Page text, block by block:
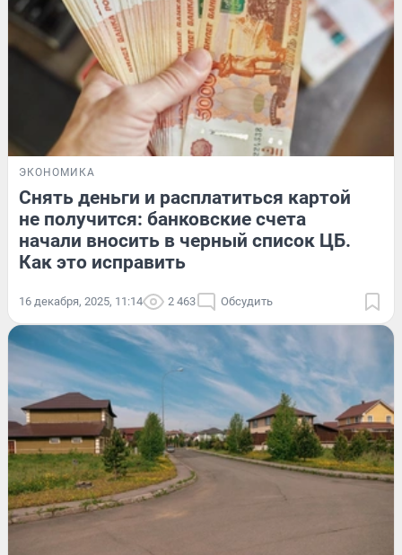
ЭКОНОМИКА
Снять деньги и расплатиться картой
не получится: банковские счета
начали вносить в черный список ЦБ.
Как это исправить
16 декабря, 2025, 11:14 2 463 Обсудить